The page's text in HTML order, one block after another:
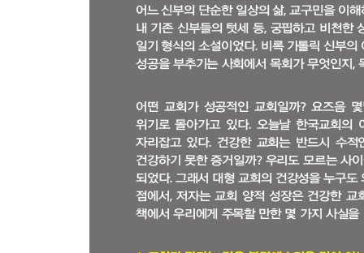
8. 당신의 작은 교회는 실패인가, 전략인가?
작은 것이 반드시 실패를 의미하는 것은 아니다
9. 작은 교회의 만성적인 문제를 타개하라
효율적인 사역을 위하여 불필요한 일을 없애라
교회를 이끌 때 긴장 강도를 이용하는 기술
10. 교회가 잘 할 수 있는 일을 찾아 그것을 하라
궁수의 비유 | 가치 있게 생각하는 것을 전면에 내
11. 사역의 시작과 변화와 중단을 생각하라
‘항상 무엇인가를 변화시켜 나가라’ : 교회 변화